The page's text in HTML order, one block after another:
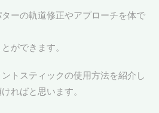
ーの軌道修正やアプローチを体で
ができます。
トスティックの使用方法を紹介し
ればと思います。